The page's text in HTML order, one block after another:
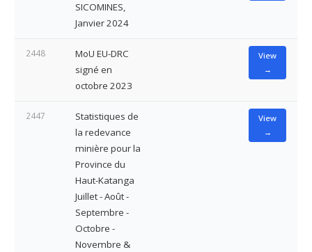
SICOMINES,
Janvier 2024
2448
MoU EU-DRC
signé en
octobre 2023
View
→
2447
Statistiques de
la redevance
minière pour la
Province du
Haut-Katanga
Juillet - Août -
Septembre -
Octobre -
Novembre &
View
→